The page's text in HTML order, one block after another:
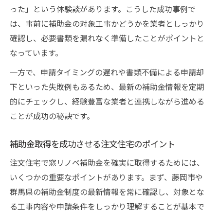
った」という体験談があります。こうした成功事例で
は、事前に補助金の対象工事かどうかを業者としっかり
確認し、必要書類を漏れなく準備したことがポイントと
なっています。
一方で、申請タイミングの遅れや書類不備による申請却
下といった失敗例もあるため、最新の補助金情報を定期
的にチェックし、経験豊富な業者と連携しながら進める
ことが成功の秘訣です。
補助金取得を成功させる注文住宅のポイント
注文住宅で窓リノベ補助金を確実に取得するためには、
いくつかの重要なポイントがあります。まず、藤岡市や
群馬県の補助金制度の最新情報を常に確認し、対象とな
る工事内容や申請条件をしっかり理解することが基本で